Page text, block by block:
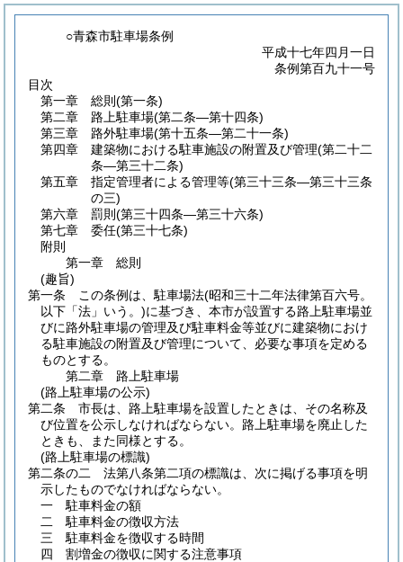
○青森市駐車場条例
平成十七年四月一日
条例第百九十一号
目次
第一章
総則 (第一条)
第二章
路上駐車場(第二条―第十四条)
第三章
路外駐車場(第十五条―第二十一条)
第四章
建築物における駐車施設の附置及び管理(第二十二
条―第三十二条)
第五章
指定管理者による管理等(第三十三条―第三十三条
の三)
第六章
罰則 (第三十四条―第三十六条)
第七章
委任(第三十七条)
附則
第一章
総則
(趣旨)
第一条
この条例は、駐車場法(昭和三十二年法律第百六号。
以下「法」いう。)に基づき、本市が設置する路上駐車場並
びに路外駐車場の管理及び駐車料金等並びに建築物におけ
る駐車施設の附置及び管理について、必要な事項を定める
ものとする。
第二章
路上駐車場
(路上駐車場の公示)
第二条
市長は、路上駐車場を設置したときは、その名称及
び位置を公示しなければならない。 路上駐車場を廃止した
ときも、また同様とする。
(路上駐車場の標識)
第二条の二
法第八条第二項の標識は、次に掲げる事項を明
示したものでなければならない。
一
駐車料金の額
二
駐車料金の徴収方法
三
駐車料金を徴収する時間
四
割増金の徴収に関する注意事項